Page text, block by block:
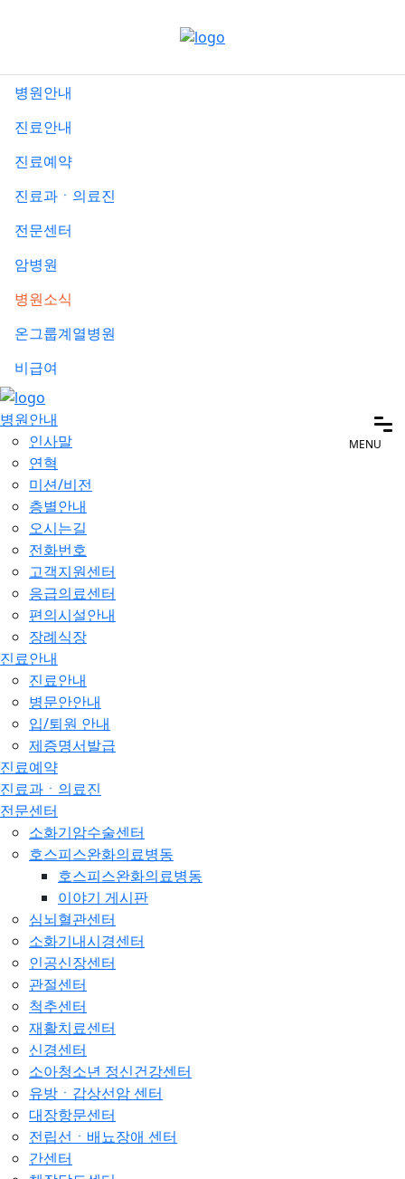
너
병원안내
진료안내
진료예약
진료과ㆍ의료진
전문센터
암병원
병원소식
온그룹계열병원
비급여
MENU
병원안내
인사말
연혁
미션/비전
층별안내
오시는길
전화번호
고객지원센터
응급의료센터
편의시설안내
장례식장
진료안내
진료안내
병문안안내
입/퇴원 안내
제증명서발급
진료예약
진료과ㆍ의료진
전문센터
소화기암수술센터
호스피스완화의료병동
호스피스완화의료병동
이야기 게시판
심뇌혈관센터
소화기내시경센터
인공신장센터
관절센터
척추센터
재활치료센터
신경센터
소아청소년 정신건강센터
유방ㆍ갑상선암 센터
대장항문센터
전립선ㆍ배뇨장애 센터
간센터